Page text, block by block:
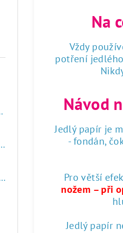
♥ tisk na
Na
Vždy
potření
Návod
Jedlý papír je
- fondán,
Pro větší
nožem – při
Jedlý papír